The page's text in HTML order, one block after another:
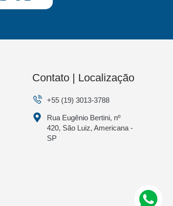
Contato | Localização
+55 (19) 3013-3788
Rua Eugênio Bertini, nº
420, São Luiz, Americana -
SP